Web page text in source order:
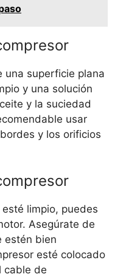
una superficie plana
y una solución
y la suciedad
usar
y los orificios
limpio, puedes
Asegúrate de
estén bien
esté colocado
cable de